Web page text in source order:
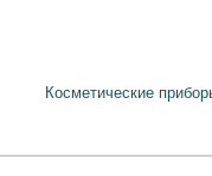
Косметические